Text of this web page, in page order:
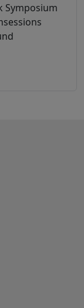
Symposium